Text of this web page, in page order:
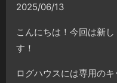
2025/06/13
こんにちは！今回は新
す！
ログハウスには専用の